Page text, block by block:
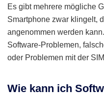
Es gibt mehrere mögliche
Smartphone zwar klingelt,
angenommen werden
Software-Problemen,
oder Problemen mit der
Wie kann ich